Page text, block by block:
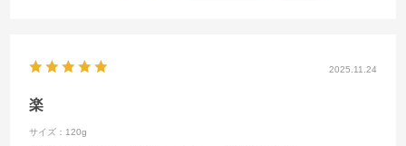
2025.11.24
楽
サイズ：120g